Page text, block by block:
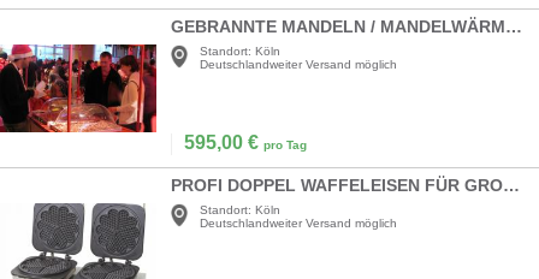
GEBRANNTE MANDELN / MANDELWÄRMEREI / MANDEL-STAND
Standort: Köln
Deutschlandweiter Versand möglich
595,00 € pro Tag
PROFI DOPPEL WAFFELEISEN FÜR GROSSE HERZWAFFELN (21 CM)
Standort: Köln
Deutschlandweiter Versand möglich